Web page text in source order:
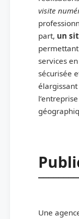
visite
part, un
services
sécurisée
Une